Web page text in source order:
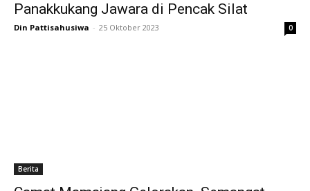
Panakkukang Jawara di Pencak Silat
Din Pattisahusiwa - 25 Oktober 2023 0
Berita